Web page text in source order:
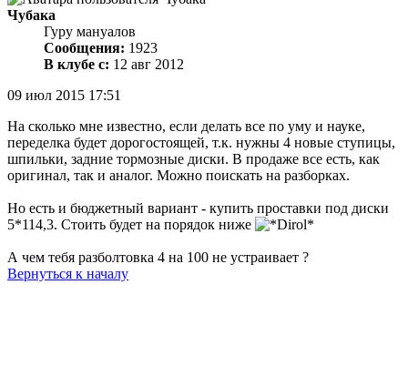
Чубака
Гуру мануалов
Сообщения: 1923
В клубе с: 12 авг 2012
09 июл 2015 17:51
На сколько мне известно, если делать все по уму и науке,
переделка будет дорогостоящей, т.к. нужны 4 новые ступицы,
шпильки, задние тормозные диски. В продаже все есть, как
оригинал, так и аналог. Можно поискать на разборках.
Но есть и бюджетный вариант - купить проставки под диски
5*114,3. Стоить будет на порядок ниже
А чем тебя разболтовка 4 на 100 не устраивает ?
Вернуться к началу